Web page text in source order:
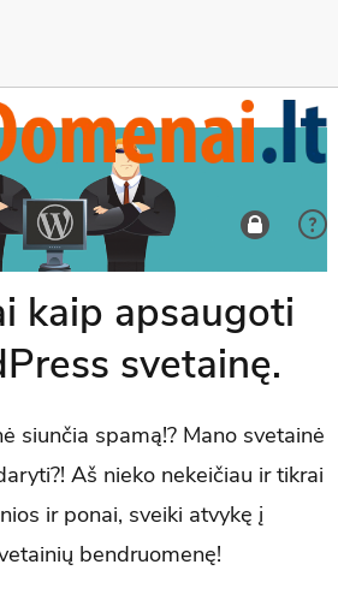
kaip apsaugoti
svetainę.
siunčia spamą!? Mano svetainė
Aš nieko nekeičiau ir tikrai
ir ponai, sveiki atvykę į
bendruomenę!